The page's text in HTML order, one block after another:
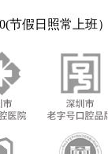
节假日照常上班）